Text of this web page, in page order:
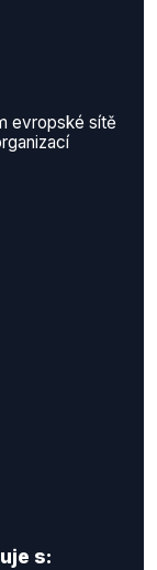
evropské sítě
s: